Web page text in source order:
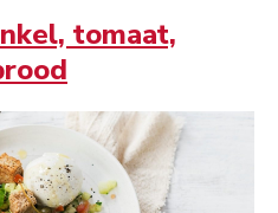
tomaat,